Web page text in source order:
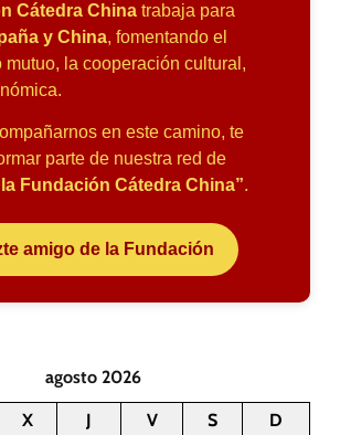
Cátedra China trabaja para
y China, fomentando el
mutuo, la cooperación cultural,
en este camino, te
parte de nuestra red de
Fundación Cátedra China”.
amigo de la Fundación
agosto 2026
X J V S
D